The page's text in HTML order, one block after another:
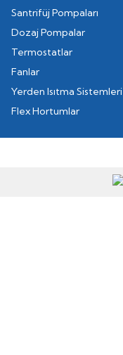
Santrifüj Pompaları
Dozaj Pompalar
Termostatlar
Fanlar
Yerden Isıtma Sistemleri
Flex Hortumlar